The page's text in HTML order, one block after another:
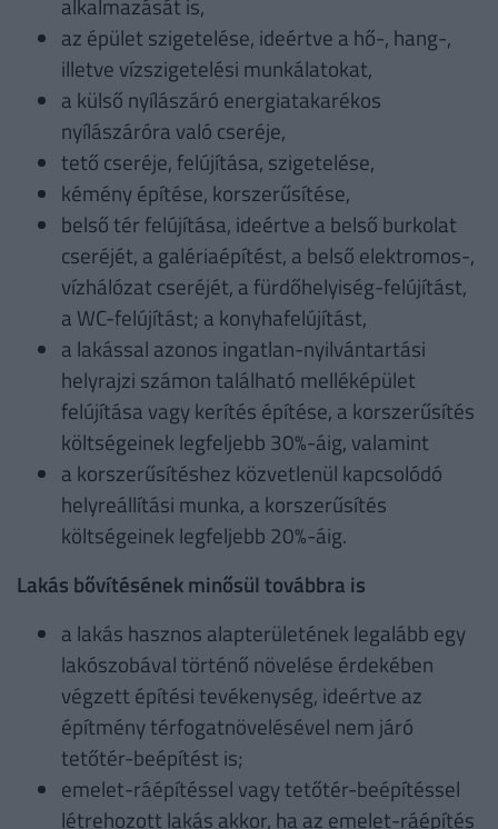
az épület szigetelése, ideértve a hő-, hang-,
illetve vízszigetelési munkálatokat,
a külső nyílászáró energiatakarékos
nyílászáróra való cseréje,
tető cseréje, felújítása, szigetelése,
kémény építése, korszerűsítése,
belső tér felújítása, ideértve a belső burkolat
cseréjét, a galériaépítést, a belső elektromos-,
vízhálózat cseréjét, a fürdőhelyiség-felújítást,
a WC-felújítást; a konyhafelújítást,
a lakással azonos ingatlan-nyilvántartási
helyrajzi számon található melléképület
felújítása vagy kerítés építése, a korszerűsítés
költségeinek legfeljebb 30%-áig, valamint
a korszerűsítéshez közvetlenül kapcsolódó
helyreállítási munka, a korszerűsítés
költségeinek legfeljebb 20%-áig.
Lakás bővítésének minősül továbbra is
a lakás hasznos alapterületének legalább egy
lakószobával történő növelése érdekében
végzett építési tevékenység, ideértve az
építmény térfogatnövelésével nem járó
tetőtér-beépítést is;
emelet-ráépítéssel vagy tetőtér-beépítéssel
létrehozott lakás akkor, ha az emelet-ráépítés